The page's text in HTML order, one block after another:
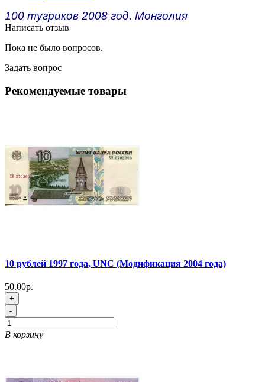
100 тугриков 2008 год. Монголия
Написать отзыв
Пока не было вопросов.
Задать вопрос
Рекомендуемые товары
10 рублей 1997 года, UNC (Модификация 2004 года)
50.00р.
+
-
В корзину